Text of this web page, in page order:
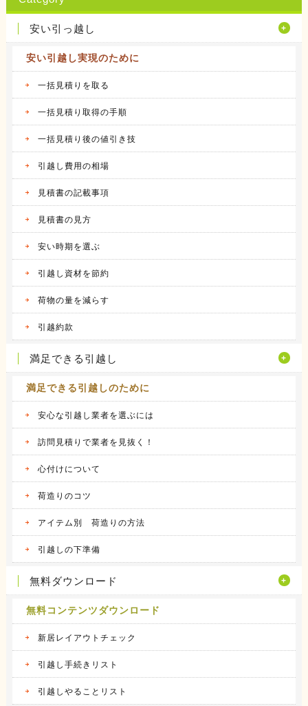
出る訳で...
続きを見る
2016.04.14
サカイ引越センターの体験談
会社都合での引越しだったこともあり、費用は
2016.04.14
アート引越センターの体験談
私は、仕事の関係で人事異動があり、同じ県内
アーク引越しセンターの体験談
2016.04.14
安い引っ越し
安い引越し実現のために
一括見積りを取る
一括見積り取得の手順
一括見積り後の値引き技
引越し費用の相場
見積書の記載事項
見積書の見方
安い時期を選ぶ
引越し資材を節約
荷物の量を減らす
引越約款
満足できる引越し
満足できる引越しのために
安心な引越し業者を選ぶには
訪問見積りで業者を見抜く！
心付けについて
荷造りのコツ
アイテム別 荷造りの方法
引越しの下準備
無料ダウンロード
無料コンテンツダウンロード
新居レイアウトチェック
引越し手続きリスト
引越しやることリスト